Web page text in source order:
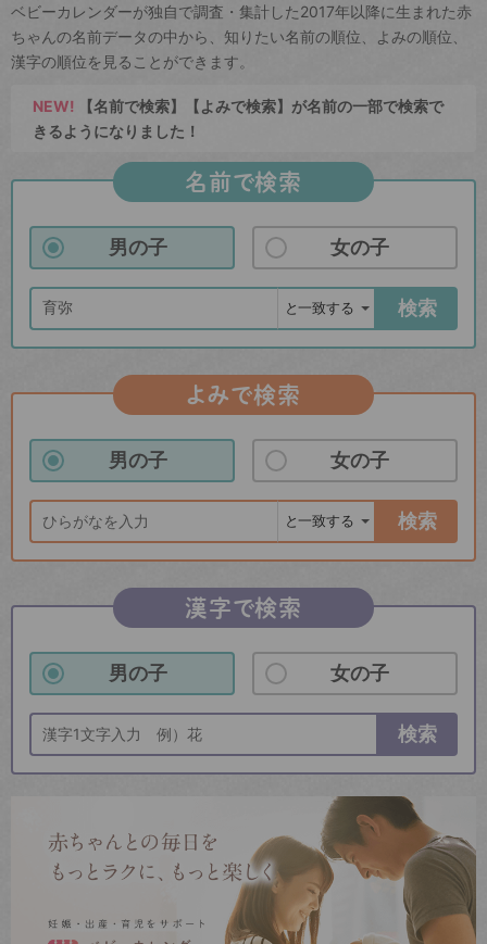
ベビーカレンダーが独自で調査・集計した2017年以降に生まれた赤
ちゃんの名前データの中から、知りたい名前の順位、よみの順位、
漢字の順位を見ることができます。
NEW! 【名前で検索】【よみで検索】が名前の一部で検索で
きるようになりました！
名前で検索
男の子 女の子
検索
よみで検索
男の子 女の子
検索
漢字で検索
男の子 女の子
検索